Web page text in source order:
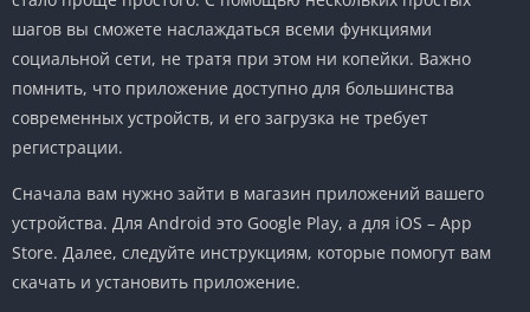
шагов вы сможете наслаждаться всеми функциями
социальной сети, не тратя при этом ни копейки. Важно
помнить, что приложение доступно для большинства
современных устройств, и его загрузка не требует
регистрации.
Сначала вам нужно зайти в магазин приложений вашего
устройства. Для Android это Google Play, а для iOS – App
Store. Далее, следуйте инструкциям, которые помогут вам
скачать и установить приложение.